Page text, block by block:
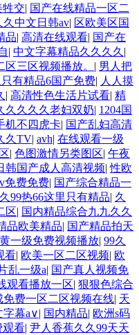
交| 国产在线精品一区二
久中文日韩av| 区欧美区国
品| 高清在线观看| 国产在
| 中文字幕精品久久久久 |
区三区视频播放。 | 男人把
有精品6国产免费| 人人摸
| 高清性色生活片试看| 精
久久久久老妇双奶| 1204国
机不四虎卡| 国产乱妇高清
久TV| avh| 在线观看一级
| 色图激情另类图区| 午夜
韩国产成人高清视频|性欧
免费免费| 国产综合精品一
99热66这里只有精品| 久
区| 国内精品综合九九久久
品欧美精品| 国产精品拍天
一级免费视频播放| 99久
看| 欧美一区二区视频| 欧
乱一级a| 国产真人视频免
观看播放一区| 狠狠色综合
免费一区二区视频在线| 天
字幕a∨| 国内精品| 欧洲s码
观看| 尹人香蕉久久99天天